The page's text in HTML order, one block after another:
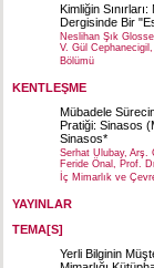
Kimliğin
Dergisinde Bir
Neslihan Şık
V. Gül
Bölümü
KENTLEŞME
Mübadele
Pratiği: Sinasos
Sinasos*
Serhat Ulubay, Arş.
Feride Önal, Prof.
İç Mimarlık ve
YAYINLAR
TEMA[S]
Yerli Bilginin